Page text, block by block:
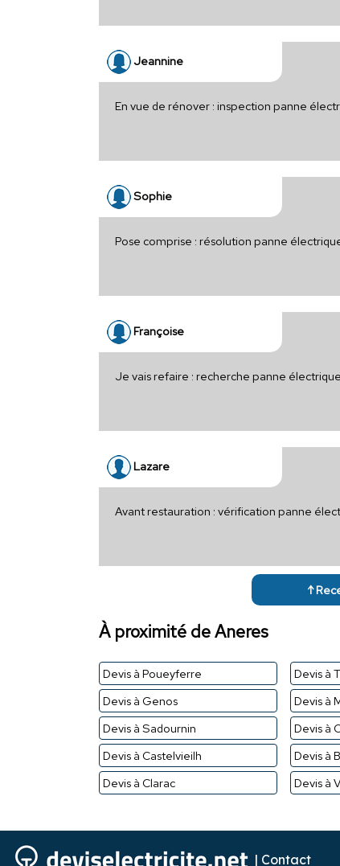
Jeannine
En vue de rénover : inspection panne
Sophie
Pose comprise : résolution panne
Françoise
Je vais refaire : recherche panne
Lazare
Avant restauration : vérification panne
↑
À proximité de Aneres
Devis à Poueyferre Devis à
Devis à Genos
Devis à
Devis à Sadournin
Devis à
Devis à Castelvieilh
Devis à
Devis à Clarac
Devis à
| Contact